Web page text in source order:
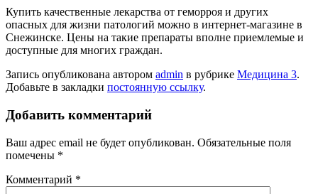
Купить качественные лекарства от геморроя и других
опасных для жизни патологий можно в интернет-магазине в
Снежинске. Цены на такие препараты вполне приемлемые и
доступные для многих граждан.
Запись опубликована автором admin в рубрике Медицина 3.
Добавьте в закладки постоянную ссылку.
Добавить комментарий
Ваш адрес email не будет опубликован. Обязательные поля
помечены *
Комментарий *